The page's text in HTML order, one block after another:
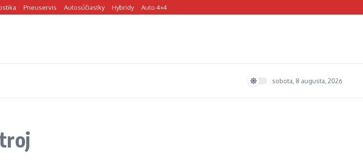
Pneuservis Autosúčiastky Hybridy Auto 4×4
sobota, 8 augusta, 2026